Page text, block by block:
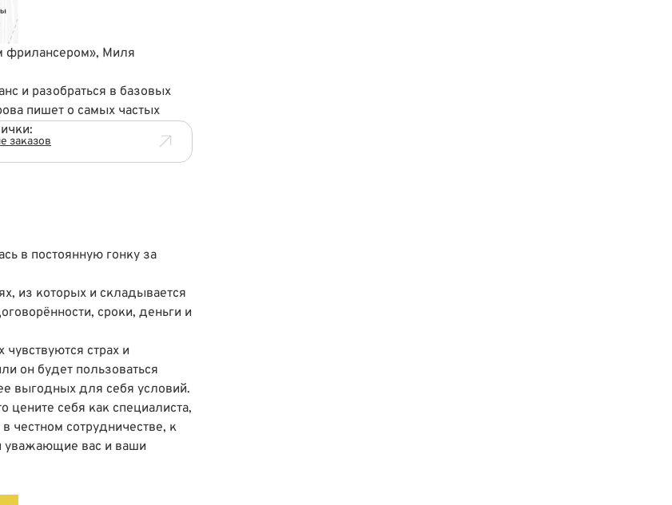
фрилансером», Миля
и разобраться в базовых
пишет о самых частых
заказов
в постоянную гонку за
из которых и складывается
сроки, деньги и
страх и
он будет пользоваться
выгодных для себя условий.
цените себя как специалиста,
честном сотрудничестве, к
уважающие вас и ваши